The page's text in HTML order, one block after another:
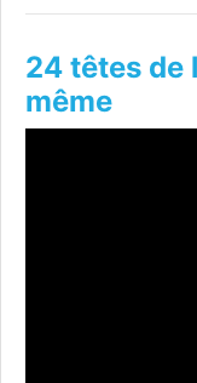
24 têtes de
même